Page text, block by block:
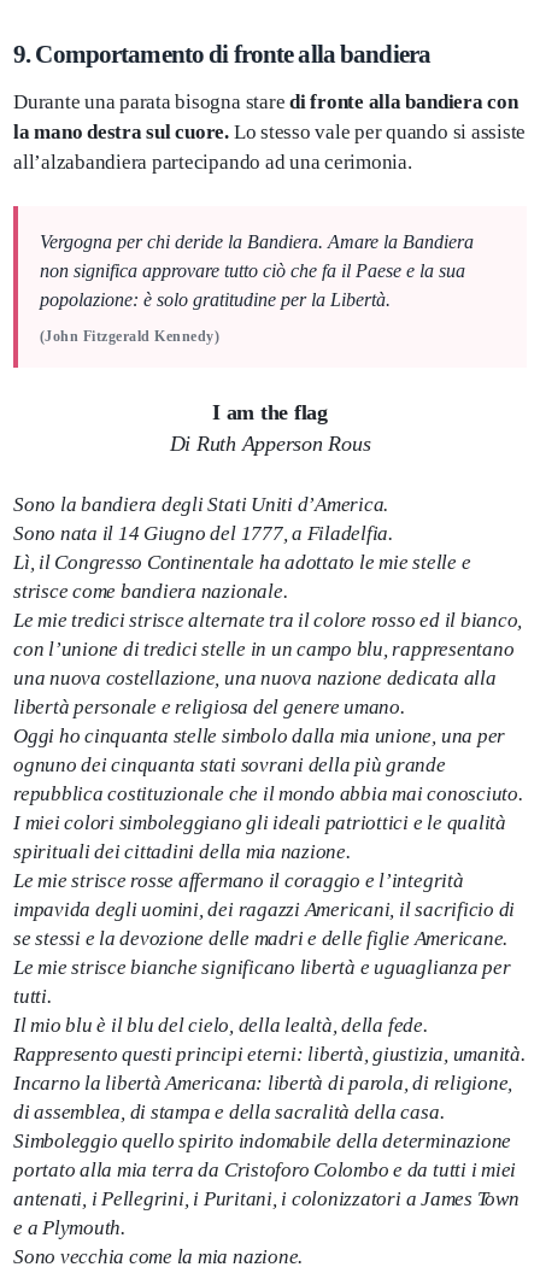
9. Comportamento di fronte alla bandiera
Durante una parata bisogna staredi fronte alla bandiera con
la mano destra sul cuore. Lo stesso vale per quando si assiste
all’alzabandiera partecipando ad una cerimonia.
Vergogna per chi deride la Bandiera. Amare la Bandiera
non significa approvare tutto ciò che fa il Paese e la sua
popolazione: è solo gratitudine per la Libertà.
(John Fitzgerald Kennedy)
I am the flag
Di Ruth Apperson Rous
Sono la bandiera degli Stati Uniti d’America.
Sono nata il 14 Giugno del 1777, a Filadelfia.
Lì, il Congresso Continentale ha adottato le mie stelle e
strisce come bandiera nazionale.
Le mie tredici strisce alternate tra il colore rosso ed il bianco,
con l’unione di tredici stelle in un campo blu, rappresentano
una nuova costellazione, una nuova nazione dedicata alla
libertà personale e religiosa del genere umano.
Oggi ho cinquanta stelle simbolo dalla mia unione, una per
ognuno dei cinquanta stati sovrani della più grande
repubblica costituzionale che il mondo abbia mai conosciuto.
I miei colori simboleggiano gli ideali patriottici e le qualità
spirituali dei cittadini della mia nazione.
Le mie strisce rosse affermano il coraggio e l’integrità
impavida degli uomini, dei ragazzi Americani, il sacrificio di
se stessi e la devozione delle madri e delle figlie Americane.
Le mie strisce bianche significano libertà e uguaglianza per
tutti.
Il mio blu è il blu del cielo, della lealtà, della fede.
Rappresento questi principi eterni: libertà, giustizia, umanità.
Incarno la libertà Americana: libertà di parola, di religione,
di assemblea, di stampa e della sacralità della casa.
Simboleggio quello spirito indomabile della determinazione
portato alla mia terra da Cristoforo Colombo e da tutti i miei
antenati, i Pellegrini, i Puritani, i colonizzatori a James Town
e a Plymouth.
Sono vecchia come la mia nazione.